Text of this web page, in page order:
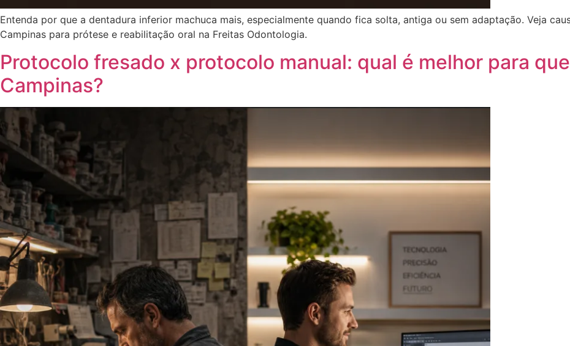
Entenda por que a dentadura inferior machuca mais, especialmente quando fica solta, antiga ou sem adaptação. Veja
Campinas para prótese e reabilitação oral na Freitas Odontologia.
Protocolo fresado x protocolo manual: qual é melhor para
Campinas?